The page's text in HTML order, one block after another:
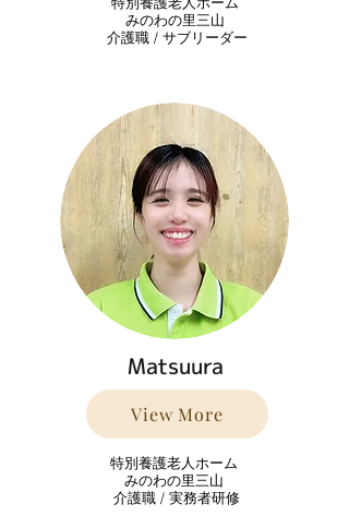
みのわの里三山
​ 介護職 / サブリーダー
Matsuura
View More
特別養護老人ホーム
みのわの里三山
​ 介護職 / 実務者研修